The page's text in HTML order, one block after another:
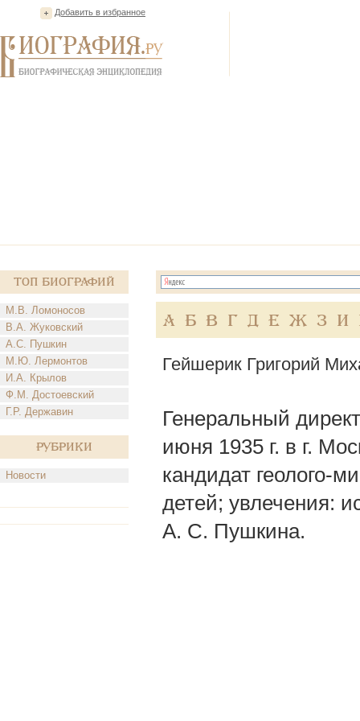
Добавить в избранное
Топ Биографий
М.В. Ломоносов
В.А. Жуковский
А.С. Пушкин
М.Ю. Лермонтов
И.А. Крылов
Ф.М. Достоевский
Г.Р. Державин
Рубрики
Новости
А Б В Г Д Е Ж З И
Гейшерик Григорий
Генеральный
июня 1935 г. в г.
кандидат геолого-
детей; увлечения:
А. С. Пушкина.